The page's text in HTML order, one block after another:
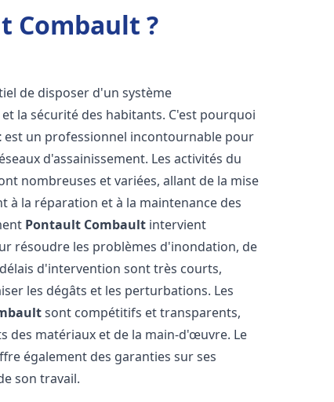
Combault ?
de disposer d'un système
la sécurité des habitants. C'est pourquoi
est un professionnel incontournable pour
d'assainissement. Les activités du
nombreuses et variées, allant de la mise
à la réparation et à la maintenance des
Pontault Combault intervient
résoudre les problèmes d'inondation, de
d'intervention sont très courts,
les dégâts et les perturbations. Les
sont compétitifs et transparents,
des matériaux et de la main-d'œuvre. Le
également des garanties sur ses
son travail.